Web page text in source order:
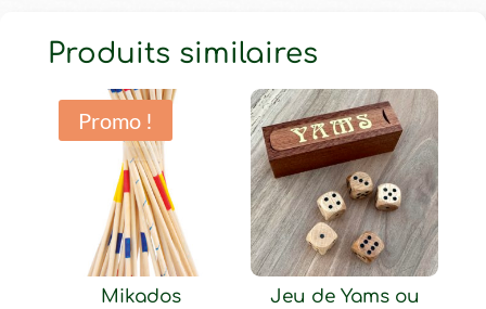
Produits similaires
Promo !
Mikados
Jeu de Yams ou